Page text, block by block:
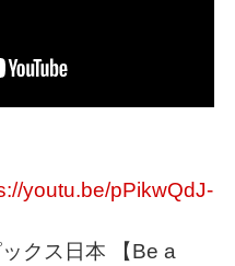
youtu.be/pPikwQdJ-
クス日本 【Be a